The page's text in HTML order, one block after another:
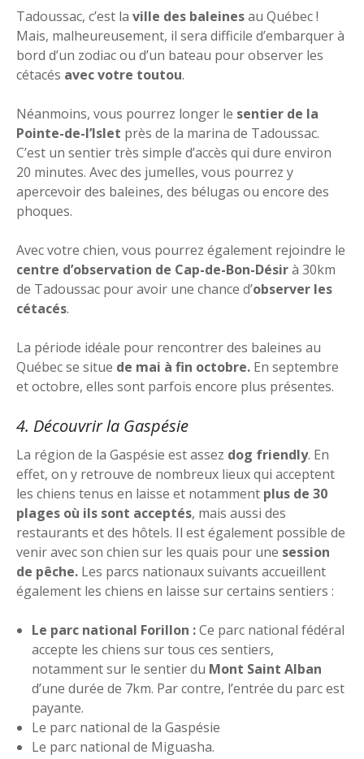
Tadoussac, c’est la ville des baleinesau Québec !
Mais, malheureusement, il sera difficile d’embarquer à
bord d’un zodiac ou d’un bateau pour observer les
cétacés avec votre toutou.
Néanmoins, vous pourrez longer le sentier de la
Pointe-de-l’Islet près de la marina de Tadoussac.
C’est un sentier très simple d’accès qui dure environ
20 minutes. Avec des jumelles, vous pourrez y
apercevoir des baleines, des bélugas ou encore des
phoques.
Avec votre chien, vous pourrez également rejoindre le
centre d’observation de Cap-de-Bon-Désirà 30km
de Tadoussac pour avoir une chance d’observer les
cétacés.
La période idéale pour rencontrer des baleines au
Québec se situe de mai à fin octobre. En septembre
et octobre, elles sont parfois encore plus présentes.
4. Découvrir la Gaspésie
La région de la Gaspésie est assez dog friendly. En
effet, on y retrouve de nombreux lieux qui acceptent
les chiens tenus en laisse et notamment plus de 30
plages où ils sont acceptés, mais aussi des
restaurants et des hôtels. Il est également possible de
venir avec son chien sur les quais pour une session
de pêche. Les parcs nationaux suivants accueillent
également les chiens en laisse sur certains sentiers :
Le parc national Forillon :Ce parc national fédéral
accepte les chiens sur tous ces sentiers,
notamment sur le sentier du Mont Saint Alban
d’une durée de 7km. Par contre, l’entrée du parc est
payante.
Le parc national de la Gaspésie
Le parc national de Miguasha.